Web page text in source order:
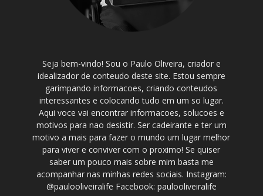
Seja bem-vindo! Sou o Paulo Oliveira, criador e
idealizador de conteudo deste site. Estou sempre
garimpando informacoes, criando conteudos
interessantes e colocando tudo em um so lugar.
Aqui voce vai encontrar informacoes, solucoes e
motivos para nao desistir. Ser cadeirante e ter um
motivo a mais para fazer o mundo um lugar melhor
para viver e conviver com o proximo! Se quiser
saber um pouco mais sobre mim basta me
acompanhar nas minhas redes sociais. Instagram:
@paulooliveiralife Facebook: paulooliveiralife